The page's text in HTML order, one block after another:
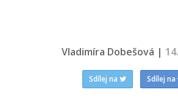
Vladimíra Dobešová |
Sdílej na Sdílej na